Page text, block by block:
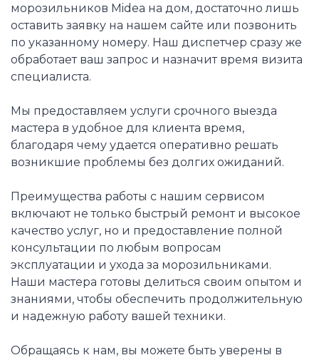
морозильников Midea на дом, достаточно лишь
оставить заявку на нашем сайте или позвонить
по указанному номеру. Наш диспетчер сразу же
обработает ваш запрос и назначит время визита
специалиста.
Мы предоставляем услуги срочного выезда
мастера в удобное для клиента время,
благодаря чему удается оперативно решать
возникшие проблемы без долгих ожиданий.
Преимущества работы с нашим сервисом
включают не только быстрый ремонт и высокое
качество услуг, но и предоставление полной
консультации по любым вопросам
эксплуатации и ухода за морозильниками.
Наши мастера готовы делиться своим опытом и
знаниями, чтобы обеспечить продолжительную
и надежную работу вашей техники.
Обращаясь к нам, вы можете быть уверены в